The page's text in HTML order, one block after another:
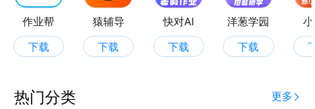
实时同步专业目录、分数线、就业前景等关键数据
【安全保障】所有用户数据均通过AES-256加密传
输，严格遵守《个人信息保护法》合规要求
作业帮
下载
猿辅导
下载
快对AI
下载
洋葱学园
下载
热门分类 更多